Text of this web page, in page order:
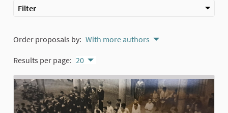
Filter
Order proposals by: With more authors
Results per page: 20